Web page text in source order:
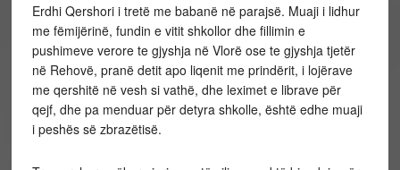
Erdhi Qershori i tretë me babanë në parajsë. Muaji i lidhur
me fëmijërinë, fundin e vitit shkollor dhe fillimin e
pushimeve verore te gjyshja në Vlorë ose te gjyshja tjetër
në Rehovë, pranë detit apo liqenit me prindërit, i lojërave
me qershitë në vesh si vathë, dhe leximet e librave për
qejf, dhe pa menduar për detyra shkolle, është edhe muaji
i peshës së zbrazëtisë.